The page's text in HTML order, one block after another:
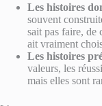
Les histoires
souvent
sait pas faire, de
ait vraiment
Les histoires
valeurs, les
mais elles sont